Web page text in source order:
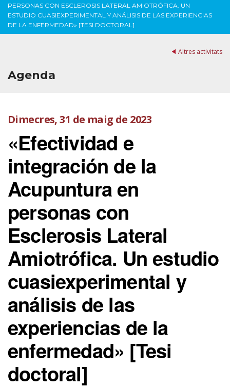
PERSONAS CON ESCLEROSIS LATERAL AMIOTRÓFICA. UN
ESTUDIO CUASIEXPERIMENTAL Y ANÁLISIS DE LAS EXPERIENCIAS
DE LA ENFERMEDAD» [TESI DOCTORAL]
Altres activitats
Agenda
Dimecres, 31 de maig de 2023
«Efectividad e
integración de la
Acupuntura en
personas con
Esclerosis Lateral
Amiotrófica. Un estudio
cuasiexperimental y
análisis de las
experiencias de la
enfermedad» [Tesi
doctoral]